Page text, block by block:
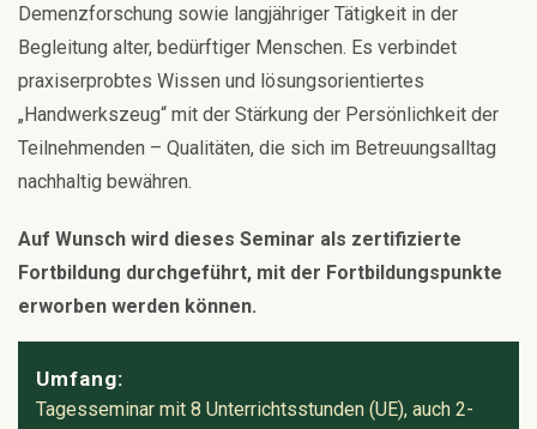
Demenzforschung sowie langjähriger Tätigkeit in der
Begleitung alter, bedürftiger Menschen. Es verbindet
praxiserprobtes Wissen und lösungsorientiertes
„Handwerkszeug“ mit der Stärkung der Persönlichkeit der
Teilnehmenden – Qualitäten, die sich im Betreuungsalltag
nachhaltig bewähren.
Auf Wunsch wird dieses Seminar als zertifizierte
Fortbildung durchgeführt, mit der Fortbildungspunkte
erworben werden können.
Umfang:
Tagesseminar mit 8 Unterrichtsstunden (UE), auch 2-